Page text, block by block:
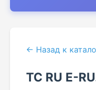
← Назад к
ТС RU Е-